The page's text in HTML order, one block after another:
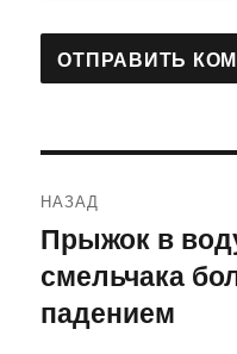
по
записям
НАЗАД
Предыдущая
запись:
Прыжок в
смельчака
падением